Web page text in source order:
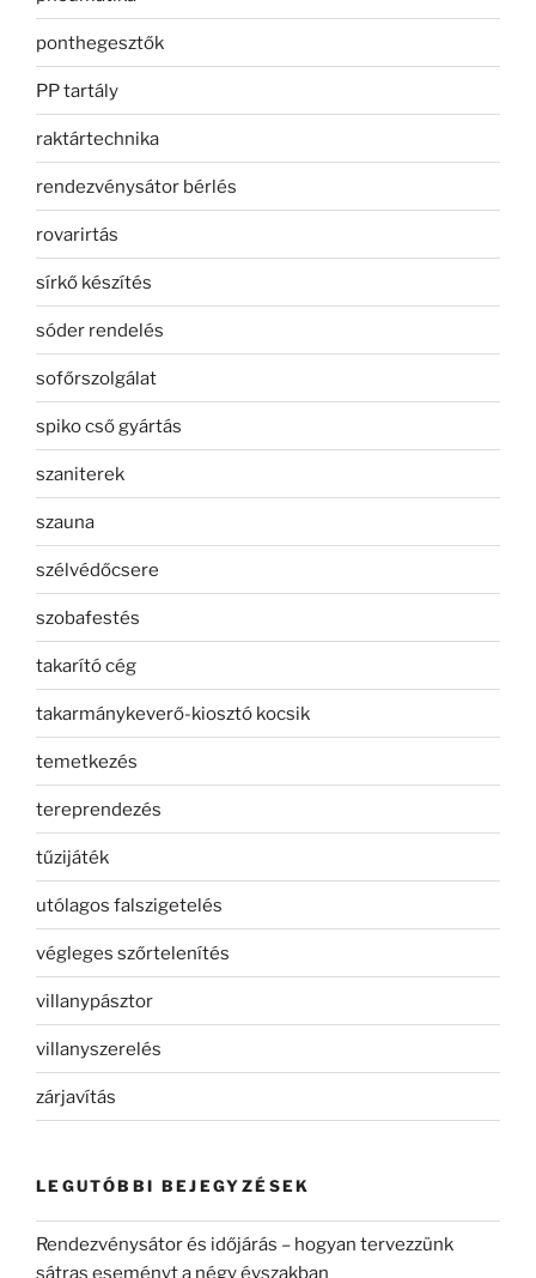
ponthegesztők
PP tartály
raktártechnika
rendezvénysátor bérlés
rovarirtás
sírkő készítés
sóder rendelés
sofőrszolgálat
spiko cső gyártás
szaniterek
szauna
szélvédőcsere
szobafestés
takarító cég
takarmánykeverő-kiosztó kocsik
temetkezés
tereprendezés
tűzijáték
utólagos falszigetelés
végleges szőrtelenítés
villanypásztor
villanyszerelés
zárjavítás
LEGUTÓBBI BEJEGYZÉSEK
Rendezvénysátor és időjárás – hogyan tervezzünk